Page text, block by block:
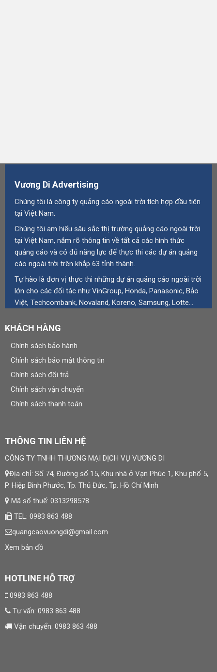
Vương Di Advertising
Chúng tôi là công ty quảng cáo ngoài trời tích hợp đầu tiên
tại Việt Nam.
Chúng tôi am hiểu sâu sắc thị trường quảng cáo ngoài trời
tại Việt Nam, nắm rõ thông tin về tất cả các hình thức
quảng cáo và có đủ năng lực để thực thi các dự án quảng
cáo ngoài trời trên khắp 63 tỉnh thành.
Tự hào là đơn vị thực thi những dự án quảng cáo ngoài trời
lớn cho các đối tác như VinGroup, Honda, Panasonic, Bảo
Việt, Techcombank, Novaland, Koreno, Samsung, Lotte…
KHÁCH HÀNG
Chính sách bảo hành
Chính sách bảo mật thông tin
Chính sách đổi trả
Chính sách vận chuyển
Chính sách thanh toán
THÔNG TIN LIÊN HỆ
CÔNG TY TNHH THƯƠNG MẠI DỊCH VỤ VƯƠNG DI
Địa chỉ: Số 74, Đường số 15, Khu nhà ở Vạn Phúc 1, Khu phố 5,
P. Hiệp Bình Phước, Tp. Thủ Đức, Tp. Hồ Chí Minh
Mã số thuế: 0313298578
TEL: 0983 863 488
quangcaovuongdi@gmail.com
Xem bản đồ
HOTLINE HỖ TRỢ
0983 863 488
Tư vấn: 0983 863 488
Vận chuyển: 0983 863 488